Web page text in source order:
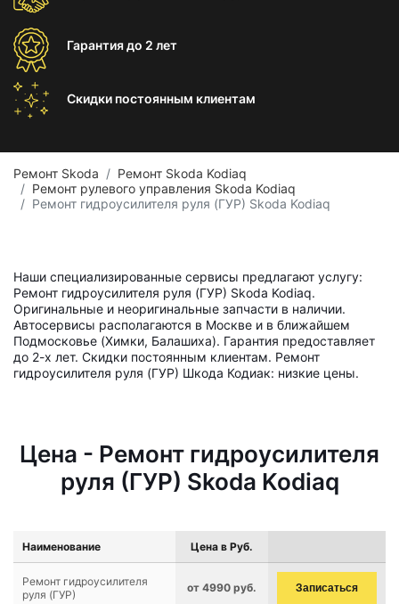
Гарантиядо 2 лет
Скидки постоянным клиентам
Ремонт Skoda
Ремонт Skoda Kodiaq
Ремонт рулевого управления Skoda Kodiaq
Ремонт гидроусилителя руля (ГУР) Skoda Kodiaq
Наши специализированные сервисы предлагают услугу:
Ремонт гидроусилителя руля (ГУР) Skoda Kodiaq.
Оригинальные и неоригинальные запчасти в наличии.
Автосервисы располагаются в Москве и в ближайшем
Подмосковье (Химки, Балашиха). Гарантия предоставляет
до 2-х лет. Скидки постоянным клиентам. Ремонт
гидроусилителя руля (ГУР) Шкода Кодиак: низкие цены.
Цена - Ремонт гидроусилителя
руля (ГУР) Skoda Kodiaq
Наименование Цена в Руб.
Ремонт гидроусилителя
руля (ГУР)
от 4990 руб. Записаться